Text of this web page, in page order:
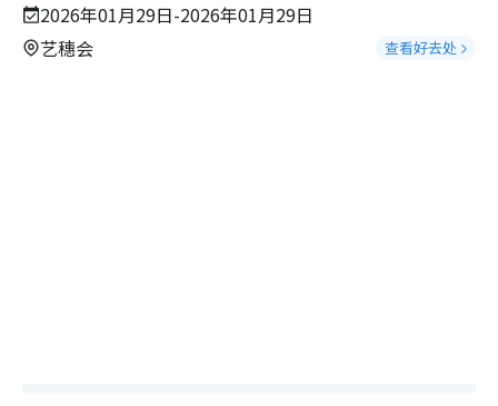
2026年01月29日-2026年01月29日
艺穗会
查看好去处